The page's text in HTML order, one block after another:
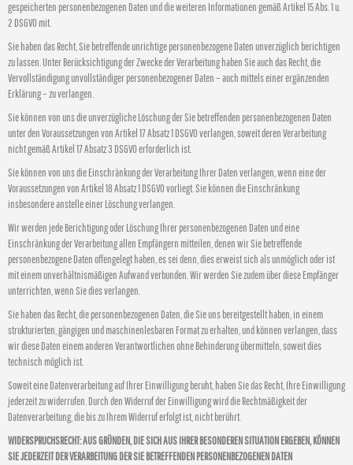
gespeicherten personenbezogenen Daten und die weiteren Informationen gemäß Artikel 15 Abs. 1 u.
2 DSGVO mit.
Sie haben das Recht, Sie betreffende unrichtige personenbezogene Daten unverzüglich berichtigen
zu lassen. Unter Berücksichtigung der Zwecke der Verarbeitung haben Sie auch das Recht, die
Vervollständigung unvollständiger personenbezogener Daten – auch mittels einer ergänzenden
Erklärung – zu verlangen.
Sie können von uns die unverzügliche Löschung der Sie betreffenden personenbezogenen Daten
unter den Voraussetzungen von Artikel 17 Absatz 1 DSGVO verlangen, soweit deren Verarbeitung
nicht gemäß Artikel 17 Absatz 3 DSGVO erforderlich ist.
Sie können von uns die Einschränkung der Verarbeitung Ihrer Daten verlangen, wenn eine der
Voraussetzungen von Artikel 18 Absatz 1 DSGVO vorliegt. Sie können die Einschränkung
insbesondere anstelle einer Löschung verlangen.
Wir werden jede Berichtigung oder Löschung Ihrer personenbezogenen Daten und eine
Einschränkung der Verarbeitung allen Empfängern mitteilen, denen wir Sie betreffende
personenbezogene Daten offengelegt haben, es sei denn, dies erweist sich als unmöglich oder ist
mit einem unverhältnismäßigen Aufwand verbunden. Wir werden Sie zudem über diese Empfänger
unterrichten, wenn Sie dies verlangen.
Sie haben das Recht, die personenbezogenen Daten, die Sie uns bereitgestellt haben, in einem
strukturierten, gängigen und maschinenlesbaren Format zu erhalten, und können verlangen, dass
wir diese Daten einem anderen Verantwortlichen ohne Behinderung übermitteln, soweit dies
technisch möglich ist.
Soweit eine Datenverarbeitung auf Ihrer Einwilligung beruht, haben Sie das Recht, Ihre Einwilligung
jederzeit zu widerrufen. Durch den Widerruf der Einwilligung wird die Rechtmäßigkeit der
Datenverarbeitung, die bis zu Ihrem Widerruf erfolgt ist, nicht berührt.
WIDERSPRUCHSRECHT: AUS GRÜNDEN, DIE SICH AUS IHRER BESONDEREN SITUATION ERGEBEN, KÖNNEN
SIE JEDERZEIT DER VERARBEITUNG DER SIE BETREFFENDEN PERSONENBEZOGENEN DATEN